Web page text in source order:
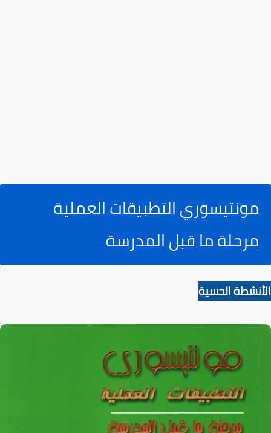
مونتيسوري التطبيقات العملية
مرحلة ما قبل المدرسة
الأنشطة الحسية